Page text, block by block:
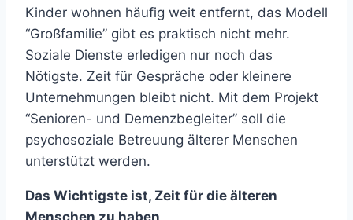
Kinder wohnen häufig weit entfernt, das Modell
“Großfamilie” gibt es praktisch nicht mehr.
Soziale Dienste erledigen nur noch das
Nötigste. Zeit für Gespräche oder kleinere
Unternehmungen bleibt nicht. Mit dem Projekt
“Senioren- und Demenzbegleiter” soll die
psychosoziale Betreuung älterer Menschen
unterstützt werden.
Das Wichtigste ist, Zeit für die älteren
Menschen zu haben